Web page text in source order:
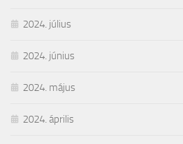
2024. július
2024. június
2024. május
2024. április